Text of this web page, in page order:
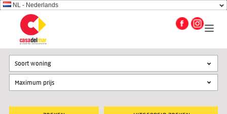
NL - Nederlands
Soort woning